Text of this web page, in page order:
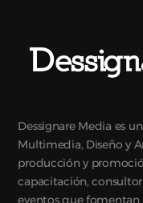
Dessignare Media es
Multimedia, Diseño y
producción y
capacitación,
eventos que fomentan